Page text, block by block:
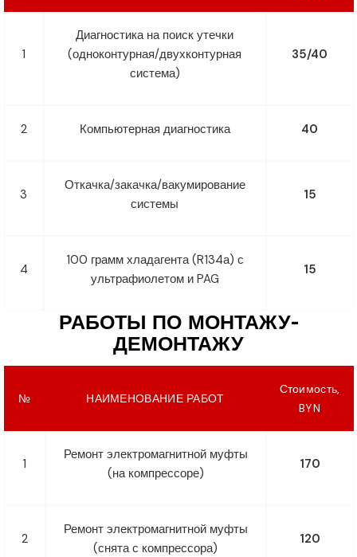
1
Диагностика на поиск утечки
(одноконтурная/двухконтурная
система)
35/40
2 Компьютерная диагностика 40
3
Откачка/закачка/вакумирование
системы
15
4
100 грамм хладагента (R134а) с
ультрафиолетом и PAG
15
РАБОТЫ ПО МОНТАЖУ-
ДЕМОНТАЖУ
№ НАИМЕНОВАНИЕ РАБОТ
Стоимость,
BYN
1
Ремонт электромагнитной муфты
(на компрессоре)
170
2
Ремонт электромагнитной муфты
(снята с компрессора)
120